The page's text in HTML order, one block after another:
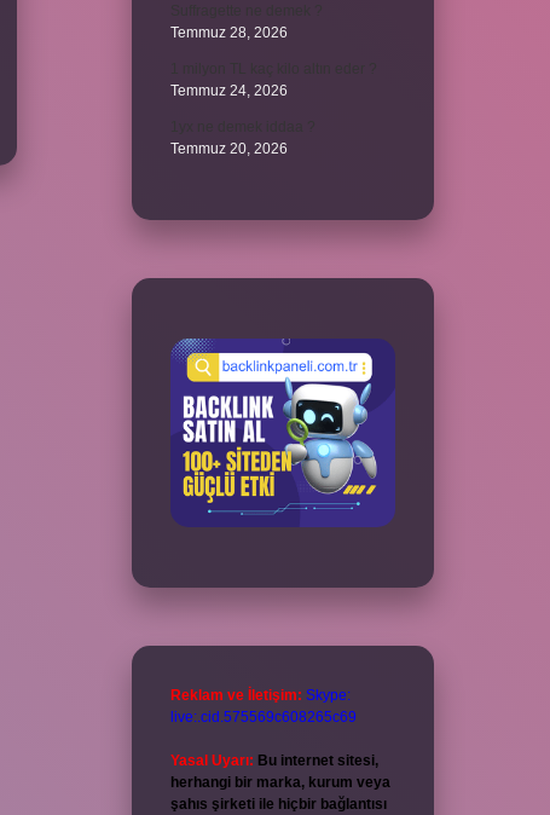
Temmuz 28, 2026
Temmuz 24, 2026
Temmuz 20, 2026
Reklam ve İletişim: Skype:
live:.cid.575569c608265c69
Yasal Uyarı: Bu internet sitesi,
herhangi bir marka, kurum veya
şahıs şirketi ile hiçbir bağlantısı